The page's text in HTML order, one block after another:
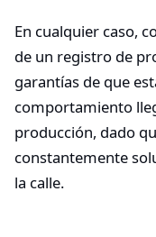
En cualquier caso,
de un registro de
garantías de que
comportamiento
producción, dado
constantemente
la calle.